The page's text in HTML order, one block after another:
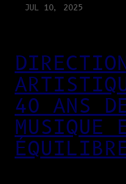
JUL 10, 2025
40 ANS
MUSIQUE